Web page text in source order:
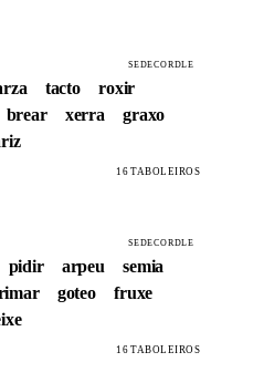
SEDECORDLE
tacto
roxir
brear xerra
graxo
16 TABOLEIROS
SEDECORDLE
pidir arpeu
semia
goteo
fruxe
16 TABOLEIROS